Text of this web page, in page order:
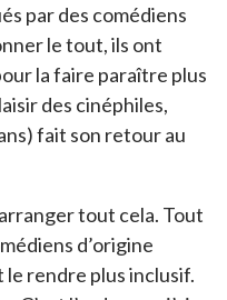
par des comédiens
le tout, ils ont
la faire paraître plus
des cinéphiles,
fait son retour au
tout cela. Tout
d’origine
le rendre plus inclusif.